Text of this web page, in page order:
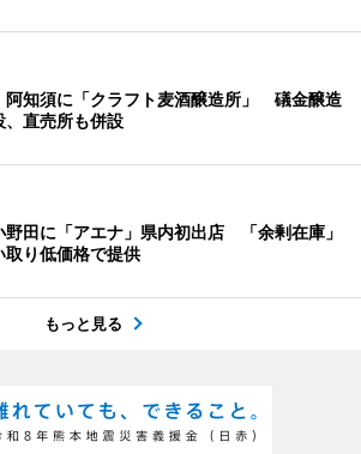
阿知須に「クラフト麦酒醸造所」 礒金醸造
、直売所も併設
野田に「アエナ」県内初出店 「余剰在庫」
取り低価格で提供
もっと見る